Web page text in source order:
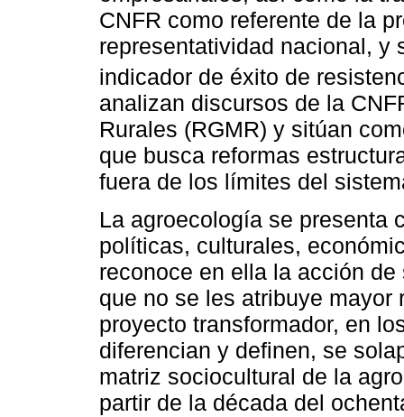
CNFR como referente de la
representatividad nacional, y
indicador de éxito de
analizan discursos de la
Rurales (RGMR) y sitúan
que busca reformas
fuera de los límites del
La agroecología se presenta
políticas, culturales,
reconoce en ella la acción
que no se les atribuye
proyecto transformador, en
diferencian y definen, se
matriz sociocultural de la
partir de la década del